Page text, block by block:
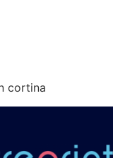
cortina